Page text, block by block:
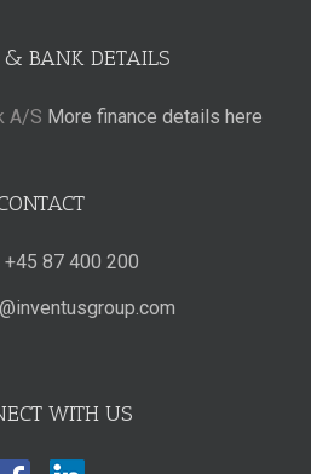
BANK DETAILS
A/S More finance details here
+45 87 400 200
WITH US